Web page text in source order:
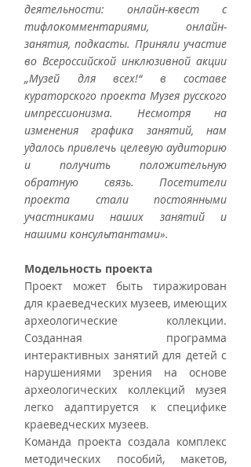
деятельности: онлайн-квест с
тифлокомментариями, онлайн-
занятия, подкасты. Приняли участие
во Всероссийской инклюзивной акции
„Музей для всех!“ в составе
кураторского проекта Музея русского
импрессионизма. Несмотря на
изменения графика занятий, нам
удалось привлечь целевую аудиторию
и получить положительную
обратную связь. Посетители
проекта стали постоянными
участниками наших занятий и
нашими консультантами».
Модельность проекта
Проект может быть тиражирован
для краеведческих музеев, имеющих
археологические коллекции.
Созданная программа
интерактивных занятий для детей с
нарушениями зрения на основе
археологических коллекций музея
легко адаптируется к специфике
краеведческих музеев.
Команда проекта создала комплекс
методических пособий, макетов,